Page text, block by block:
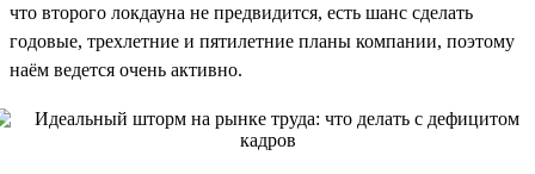
что второго локдауна не предвидится, есть шанс сделать
годовые, трехлетние и пятилетние планы компании, поэтому
наём ведется очень активно.